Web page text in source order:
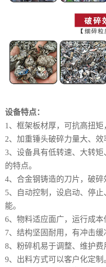
设备特点：
1、框架板材厚，可抗高扭矩
2、加重锤头破碎力量大、效
3、设备具有低转速、大转
的特点。
4、合金钢铸造的刀片，破碎
5、自动控制，设启动、停
能。
6、物料适应面广，运行成本
7、结构坚固耐用，有冲击缓
8、粉碎机易于调整、维护费
9、出料方式可以客户化定制